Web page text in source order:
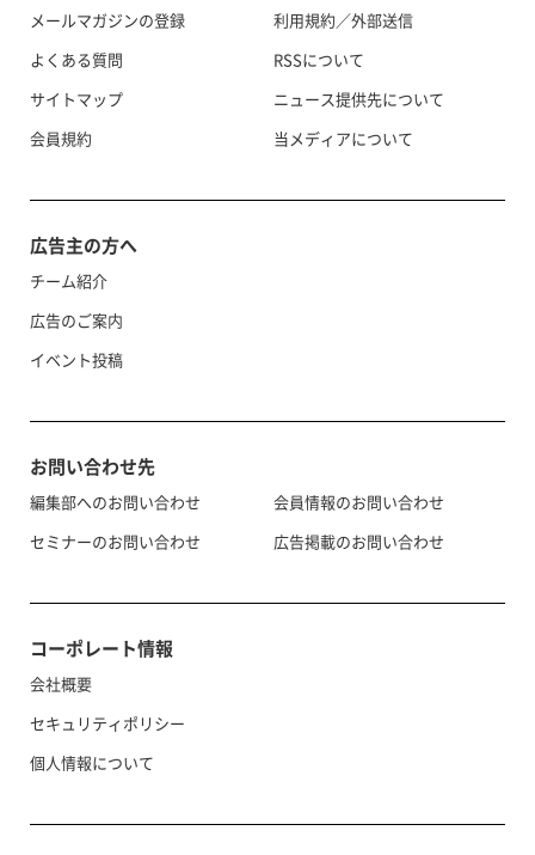
メールマガジンの登録
よくある質問
サイトマップ
会員規約
利用規約／外部送信
RSSについて
ニュース提供先について
当メディアについて
広告主の方へ
チーム紹介
広告のご案内
イベント投稿
お問い合わせ先
編集部へのお問い合わせ
セミナーのお問い合わせ
会員情報のお問い合わせ
広告掲載のお問い合わせ
コーポレート情報
会社概要
セキュリティポリシー
個人情報について